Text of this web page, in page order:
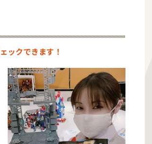
ックできます！